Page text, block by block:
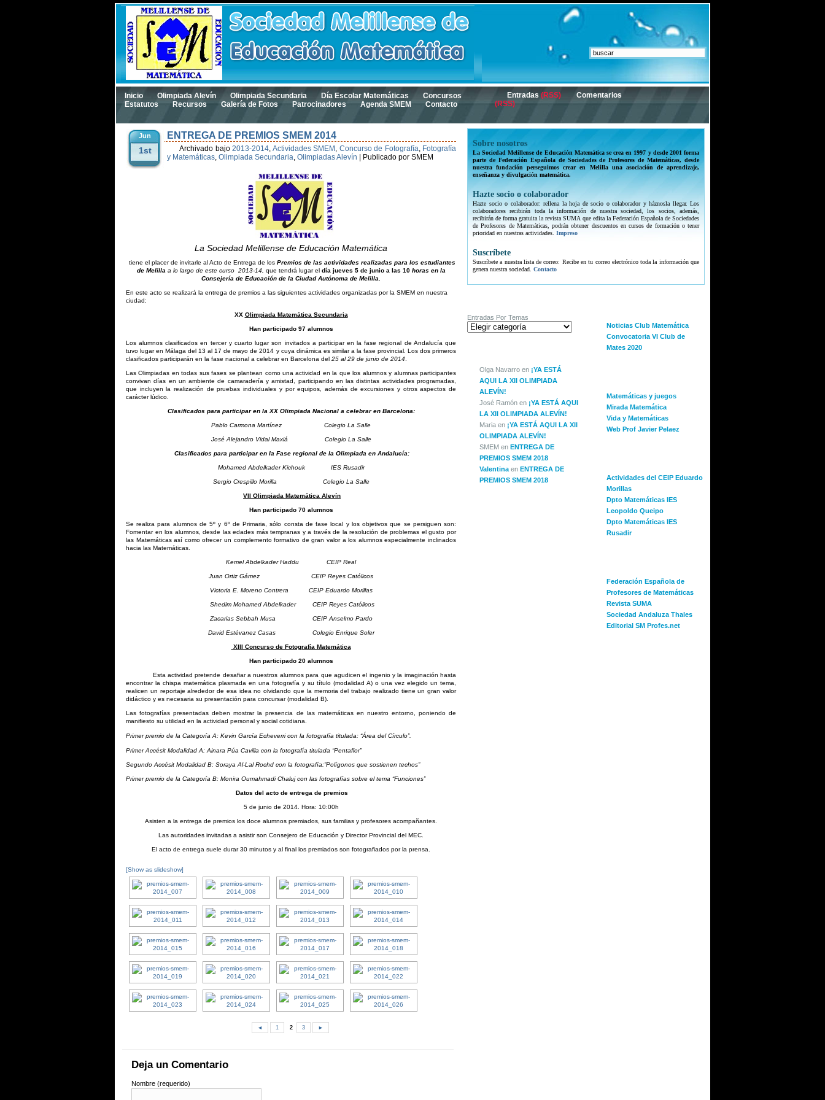
Inicio Olimpiada Alevín Olimpiada Secundaria Día Escolar Matemáticas
Concursos
Estatutos
Recursos Galería de Fotos Patrocinadores Agenda SMEM Contacto
Entradas (RSS)
Comentarios
(RSS)
Jun
1st
ENTREGA DE PREMIOS SMEM 2014
Archivado bajo 2013-2014, Actividades SMEM , Concurso de Fotografía, Fotografía
y Matemáticas, Olimpiada Secundaria, Olimpiadas Alevín Publicado por SMEM
La Sociedad Melillense de Educación Matemática
tiene el placer de invitarle al Acto de Entrega de los Premios de las actividades realizadas para los estudiantes
de Melilla a lo largo de este curso 2013-14, que tendrá lugar el día jueves 5 de junio a las 10 horas en la
Consejería de Educación de la Ciudad Autónoma de Melilla.
En este acto se realizará la entrega de premios a las siguientes actividades organizadas por la SMEM en nuestra
ciudad:
XX Olimpiada Matemática Secundaria
Han participado 97 alumnos
Los alumnos clasificados en tercer y cuarto lugar son invitados a participar en la fase regional de Andalucía que
tuvo lugar en Málaga del 13 al 17 de mayo de 2014 y cuya dinámica es similar a la fase provincial. Los dos primeros
clasificados participarán en la fase nacional a celebrar en Barcelona del 25 al 29 de junio de 2014
Las Olimpiadas en todas sus fases se plantean como una actividad en la que los alumnos y alumnas participantes
convivan días en un ambiente de camaradería y amistad, participando en las distintas actividades programadas,
que incluyen la realización de pruebas individuales y por equipos, además de excursiones y otros aspectos de
carácter lúdico.
Clasificados para participar en la XX Olimpiada Nacional a celebrar en Barcelona:
Pablo Carmona Martínez Colegio La Salle
José Alejandro Vidal Maxiá Colegio La Salle
Clasificados para participar en la Fase regional de la Olimpiada en Andalucía:
Mohamed Abdelkader Kichouk IES Rusadir
Sergio Crespillo Morilla Colegio La Salle
VII Olimpiada Matemática Alevín
Han participado 70 alumnos
Se realiza para alumnos de 5º y 6º de Primaria, sólo consta de fase local y los objetivos que se persiguen son:
Fomentar en los alumnos, desde las edades más tempranas y a través de la resolución de problemas el gusto por
las Matemáticas así como ofrecer un complemento formativo de gran valor a los alumnos especialmente inclinados
hacia las Matemáticas.
Kemel Abdelkader Haddu CEIP Real
Juan Ortiz Gámez CEIP Reyes Católicos
Victoria E. Moreno Contrera CEIP Eduardo Morillas
Shedim Mohamed Abdelkader CEIP Reyes Católicos
Zacarias Sebbah Musa CEIP Anselmo Pardo
David Estévanez Casas Colegio Enrique Soler
XIII Concurso de Fotografía Matemática
Han participado 20 alumnos
Esta actividad pretende desafiar a nuestros alumnos para que agudicen el ingenio y la imaginación hasta
encontrar la chispa matemática plasmada en una fotografía y su título (modalidad A) o una vez elegido un tema,
realicen un reportaje alrededor de esa idea no olvidando que la memoria del trabajo realizado tiene un gran valor
didáctico y es necesaria su presentación para concursar (modalidad B).
Las fotografías presentadas deben mostrar la presencia de las matemáticas en nuestro entorno, poniendo de
manifiesto su utilidad en la actividad personal y social cotidiana.
Primer premio de la Categoría A: Kevin García Echeverri con la fotografía titulada: “Área del Círculo”.
Primer Accésit Modalidad A: Ainara Púa Cavilla con la fotografía titulada “Pentaflor”
Segundo Accésit Modalidad B: Soraya Al-Lal Rochd con la fotografía:”Polígonos que sostienen techos”
Primer premio de la Categoría B: Monira Oumahmadi Chaluj con las fotografías sobre el tema “Funciones”
Datos del acto de entrega de premios
5 de junio de 2014. Hora: 10:00h
Asisten a la entrega de premios los doce alumnos premiados, sus familias y profesores acompañantes.
Las autoridades invitadas a asistir son Consejero de Educación y Director Provincial del MEC.
El acto de entrega suele durar 30 minutos y al final los premiados son fotografiados por la prensa.
[Show as slideshow]
◄ 1 2 3 ►
Deja un Comentario
Nombre (requerido)
Sobre nosotros
La Sociedad Melillense de Educación Matemática se crea en 1997 y desde 2001 forma
parte de Federación Española de Sociedades de Profesores de Matemáticas, desde
nuestra fundación perseguimos crear en Melilla una asociación de aprendizaje,
enseñanza y divulgación matemática.
Hazte socio o colaborador
Hazte socio o colaborador: rellena la hoja de socio o colaborador y háznosla llegar. Los
colaboradores recibirán toda la información de nuestra sociedad, los socios, además,
recibirán de forma gratuita la revista SUMA que edita la Federación Española de Sociedades
de Profesores de Matemáticas, podrán obtener descuentos en cursos de formación o tener
prioridad en nuestras actividades. Impreso
Suscríbete
Suscríbete a nuestra lista de correo: Recibe en tu correo electrónico toda la información que
genera nuestra sociedad. Contacto
Entradas Por Temas
Olga Navarro en ¡YA ESTÁ
AQUI LA XII OLIMPIADA
ALEVÍN!
José Ramón en ¡YA ESTÁ AQUI
LA XII OLIMPIADA ALEVÍN!
Maria en ¡YA ESTÁ AQUI LA XII
OLIMPIADA ALEVÍN!
SMEM en ENTREGA DE
PREMIOS SMEM 2018
Valentina en ENTREGA DE
PREMIOS SMEM 2018
Noticias Club Matemática
Convocatoria VI Club de
Mates 2020
Matemáticas y juegos
Mirada Matemática
Vida y Matemáticas
Web Prof Javier Pelaez
Actividades del CEIP Eduardo
Morillas
Dpto Matemáticas IES
Leopoldo Queipo
Dpto Matemáticas IES
Rusadir
Federación Española de
Profesores de Matemáticas
Revista SUMA
Sociedad Andaluza Thales
Editorial SM Profes.net